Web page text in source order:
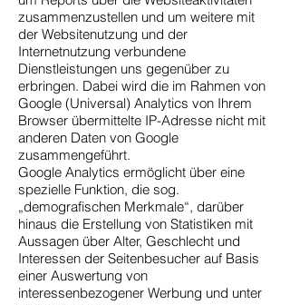
zusammenzustellen und um weitere mit
der Websitenutzung und der
Internetnutzung verbundene
Dienstleistungen uns gegenüber zu
erbringen. Dabei wird die im Rahmen von
Google (Universal) Analytics von Ihrem
Browser übermittelte IP-Adresse nicht mit
anderen Daten von Google
zusammengeführt.
Google Analytics ermöglicht über eine
spezielle Funktion, die sog.
„demografischen Merkmale“, darüber
hinaus die Erstellung von Statistiken mit
Aussagen über Alter, Geschlecht und
Interessen der Seitenbesucher auf Basis
einer Auswertung von
interessenbezogener Werbung und unter